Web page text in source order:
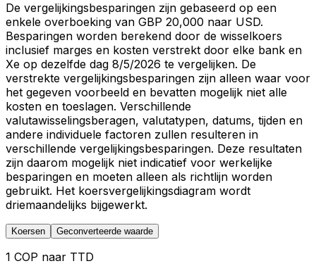
De vergelijkingsbesparingen zijn gebaseerd op een
enkele overboeking van GBP 20,000 naar USD.
Besparingen worden berekend door de wisselkoers
inclusief marges en kosten verstrekt door elke bank en
Xe op dezelfde dag 8/5/2026 te vergelijken. De
verstrekte vergelijkingsbesparingen zijn alleen waar voor
het gegeven voorbeeld en bevatten mogelijk niet alle
kosten en toeslagen. Verschillende
valutawisselingsberagen, valutatypen, datums, tijden en
andere individuele factoren zullen resulteren in
verschillende vergelijkingsbesparingen. Deze resultaten
zijn daarom mogelijk niet indicatief voor werkelijke
besparingen en moeten alleen als richtlijn worden
gebruikt. Het koersvergelijkingsdiagram wordt
driemaandelijks bijgewerkt.
Koersen Geconverteerde waarde
1 COP naar TTD